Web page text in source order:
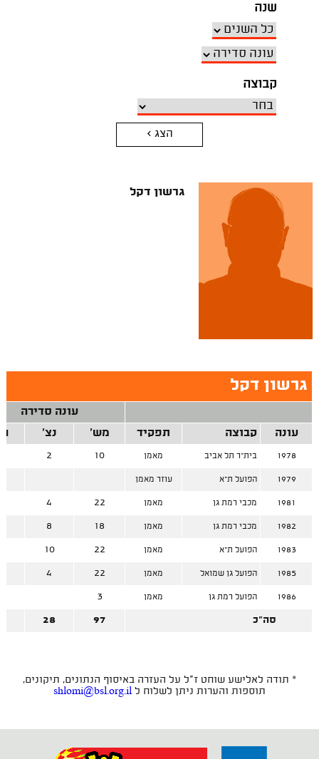
שנה
קבוצה
הצג >
גרשון דקל
גרשון דקל
עונה סדירה
עונה
קבוצה תפקיד מש' נצ'
1978 בית"ר תל אביב מאמן 10
2
1979 הפועל ת"א עוזר מאמן
1981 מכבי רמת גן מאמן 22
4
1982 מכבי רמת גן מאמן 18
8
1983 הפועל ת"א מאמן 22
10
1985 הפועל גן שמואל מאמן 22
4
1986 הפועל רמת גן מאמן 3
סה"כ 97
28
* תודה לאלישע שוחט ז"ל על העזרה באיסוף הנתונים, תיקונים,
תוספות והערות ניתן לשלוח ל shlomi@bsl.org.il